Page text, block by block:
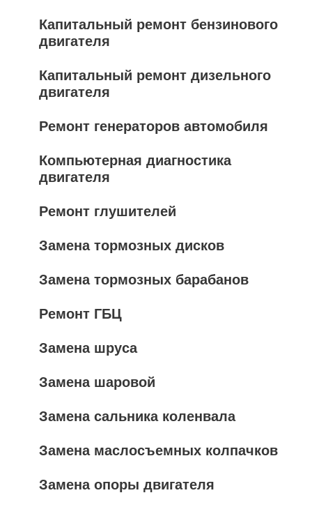
Капитальный ремонт бензинового
двигателя
Капитальный ремонт дизельного
двигателя
Ремонт генераторов автомобиля
Компьютерная диагностика
двигателя
Ремонт глушителей
Замена тормозных дисков
Замена тормозных барабанов
Ремонт ГБЦ
Замена шруса
Замена шаровой
Замена сальника коленвала
Замена маслосъемных колпачков
Замена опоры двигателя